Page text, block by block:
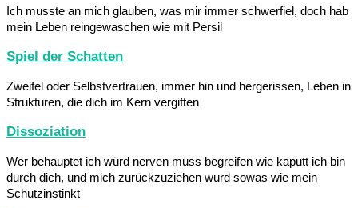
Ich musste an mich glauben, was mir immer schwerfiel, doch hab
mein Leben reingewaschen wie mit Persil
Spiel der Schatten
Zweifel oder Selbstvertrauen, immer hin und hergerissen, Leben in
Strukturen, die dich im Kern vergiften
Dissoziation
Wer behauptet ich würd nerven muss begreifen wie kaputt ich bin
durch dich, und mich zurückzuziehen wurd sowas wie mein
Schutzinstinkt